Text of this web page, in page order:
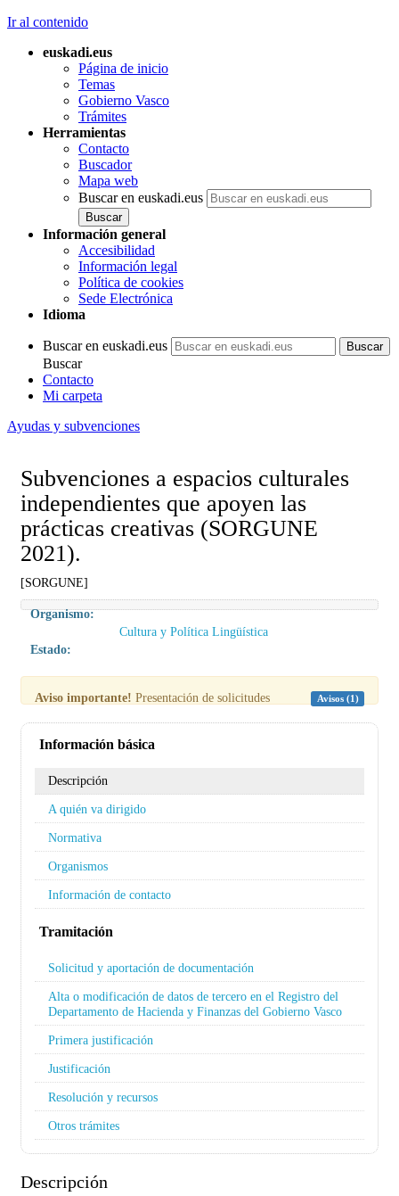
Ir al contenido
euskadi.eus
Página de inicio
Temas
Gobierno Vasco
Trámites
Herramientas
Contacto
Buscador
Mapa web
Buscar en euskadi.eus
Información general
Accesibilidad
Información legal
Política de cookies
Sede Electrónica
Idioma
Buscar en euskadi.eus
Buscar
Contacto
Mi carpeta
Ayudas y subvenciones
Subvenciones a espacios culturales
independientes que apoyen las
prácticas creativas (SORGUNE
2021).
[SORGUNE]
Organismo:
Cultura y Política Lingüística
Estado:
Aviso importante! Presentación de solicitudes Avisos (1)
Información básica
Descripción
A quién va dirigido
Normativa
Organismos
Información de contacto
Tramitación
Solicitud y aportación de documentación
Alta o modificación de datos de tercero en el Registro del
Departamento de Hacienda y Finanzas del Gobierno Vasco
Primera justificación
Justificación
Resolución y recursos
Otros trámites
Descripción